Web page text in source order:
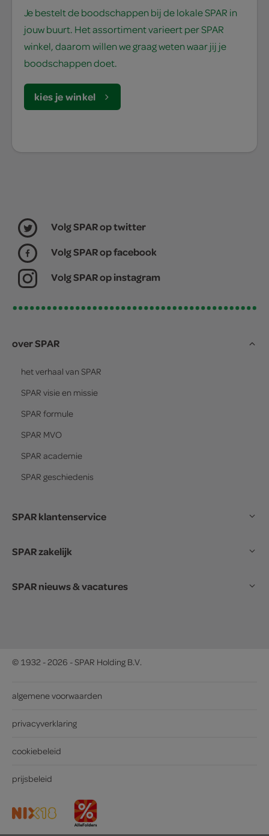
Je bestelt de boodschappen bij de lokale SPAR in
jouw buurt. Het assortiment varieert per SPAR
winkel, daarom willen we graag weten waar jij je
boodschappen doet.
kies je winkel
Volg SPAR op twitter
Volg SPAR op facebook
Volg SPAR op instagram
over SPAR
het verhaal van SPAR
SPAR visie en missie
SPAR formule
SPAR MVO
SPAR academie
SPAR geschiedenis
SPAR klantenservice
SPAR zakelijk
SPAR nieuws & vacatures
© 1932 - 2026 - SPAR Holding B.V.
algemene voorwaarden
privacyverklaring
cookiebeleid
prijsbeleid